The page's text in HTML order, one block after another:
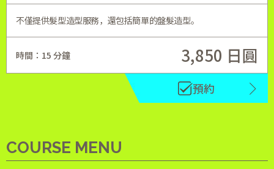
不僅提供髮型造型服務，還包括簡單的盤髮造型。
時間：15 分鐘 3,850 日圓
預約
COURSE MENU